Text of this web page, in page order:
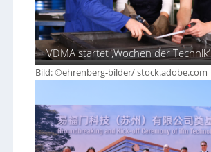
VDMA startet ‚Wochen der Technik‘
Bild: ©ehrenberg-bilder/ stock.adobe.com